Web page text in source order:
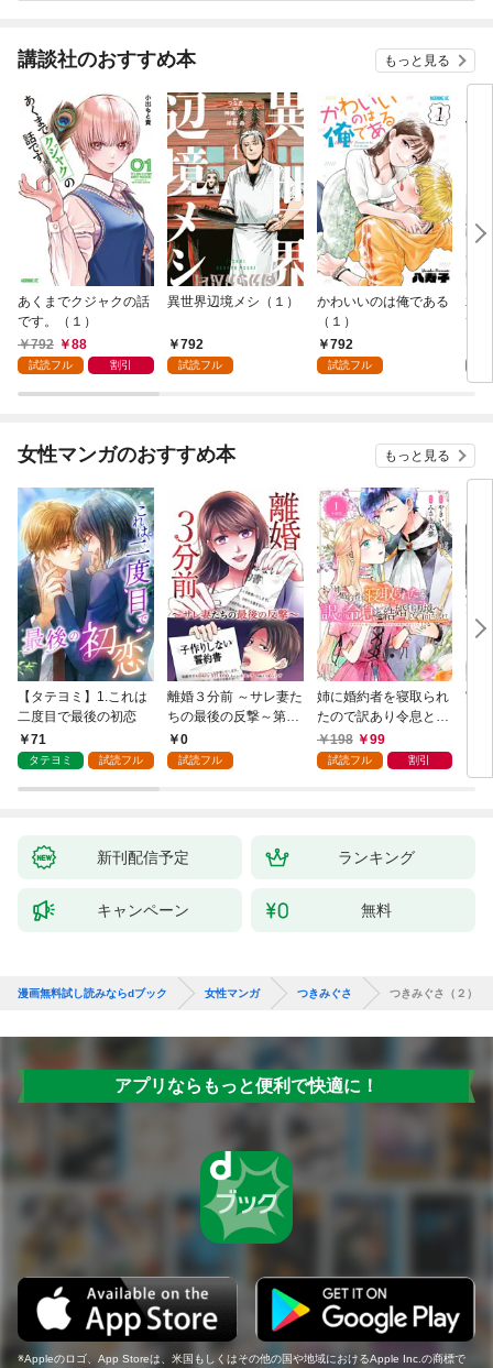
講談社のおすすめ本 もっと見る
あくまでクジャクの話
です。（１）
792
88
試読フル 割引
異世界辺境メシ（１）
792
試読フル
かわいいのは俺である
（１）
792
試読フル
君
て
女性マンガのおすすめ本 もっと見る
【タテヨミ】1.これは
二度目で最後の初恋
71
タテヨミ 試読フル
離婚３分前 ～サレ妻た
ちの最後の反撃～第1
話0
試読フル
姉に婚約者を寝取られ
たので訳あり令息と結
婚して辺境へと向かい
ます ～苦労の先に待っ
198 99
試読フル 割引
実
新刊配信予定 ランキング
キャンペーン 無料
漫画無料試し読みならdブック 女性マンガ つきみぐさ つきみぐさ（２）
アプリならもっと便利で快適に！
Appleのロゴ、App Storeは、米国もしくはその他の国や地域におけるApple Inc.の商標で